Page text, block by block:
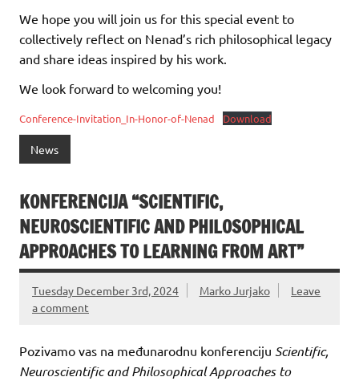
We hope you will join us for this special event to
collectively reflect on Nenad’s rich philosophical legacy
and share ideas inspired by his work.
We look forward to welcoming you!
Conference-Invitation_In-Honor-of-Nenad Download
News
KONFERENCIJA “SCIENTIFIC,
NEUROSCIENTIFIC AND PHILOSOPHICAL
APPROACHES TO LEARNING FROM ART”
Tuesday December 3rd, 2024 Marko Jurjako
Leave
a comment
Pozivamo vas na međunarodnu konferenciju Scientific,
Neuroscientific and Philosophical Approaches to